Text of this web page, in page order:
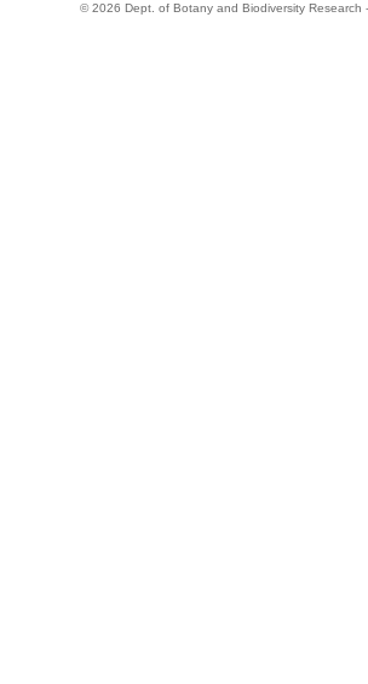
©2026 Dept. of Botany and Biodiversity Research